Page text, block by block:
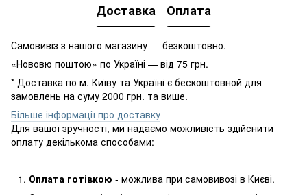
Доставка Оплата
Самовивіз з нашого магазину — безкоштовно.
«Нововю поштою» по Україні — від 75 грн.
* Доставка по м. Київу та Україні є бескоштовной для
замовлень на суму 2000 грн. та више.
Більше інформації про доставку
Для вашої зручності, ми надаємо можливість здійснити
оплату декількома способами:
Оплата готівкою - можлива при самовивозі в Києві.